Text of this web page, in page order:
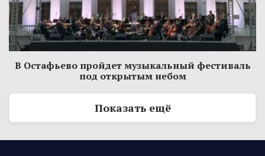
В Остафьево пройдет музыкальный фестиваль
под открытым небом
Показать ещё